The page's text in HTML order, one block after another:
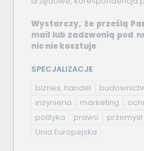
Wystarczy, że prześlą
mail lub zadzwonią pod nr
nic nie kosztuje
SPECJALIZACJE
biznes, handel
inżynieria
marketing
polityka
prawo przemysł
Unia Europejska